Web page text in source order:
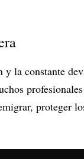
la constante
proteger